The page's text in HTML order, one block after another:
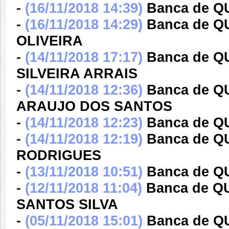
- (16/11/2018 14:39) Banca de
- (16/11/2018 14:29) Banca de
OLIVEIRA
- (14/11/2018 17:17) Banca de
SILVEIRA ARRAIS
- (14/11/2018 12:36) Banca de
ARAUJO DOS SANTOS
- (14/11/2018 12:23) Banca de
- (14/11/2018 12:19) Banca de
RODRIGUES
- (13/11/2018 10:51) Banca de
- (12/11/2018 11:04) Banca de
SANTOS SILVA
- (05/11/2018 15:01) Banca de